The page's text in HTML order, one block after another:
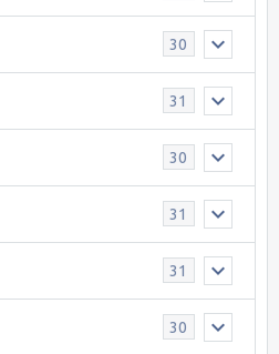
30
31
30
31
31
30